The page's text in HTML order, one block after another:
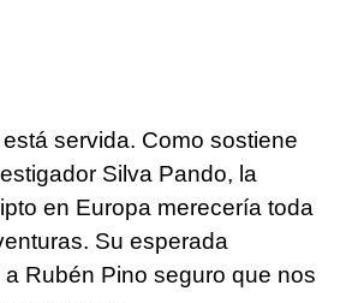
servida. Como sostiene
Silva Pando, la
en Europa merecería toda
Su esperada
Rubén Pino seguro que nos